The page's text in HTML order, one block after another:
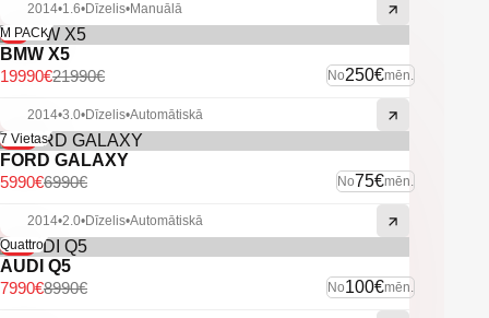
2014•1.6•Dīzelis•Manuālā
-9%
M PACK
BMW X5
No250€mēn.
21990€
19990€
2014•3.0•Dīzelis•Automātiskā
-14%
7 Vietas
FORD GALAXY
No75€mēn.
6990€
5990€
2014•2.0•Dīzelis•Automātiskā
-11%
Quattro
AUDI Q5
No100€mēn.
8990€
7990€